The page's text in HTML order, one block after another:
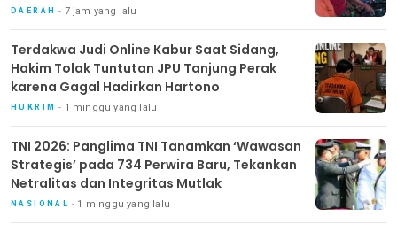
DAERAH 7 jam yang lalu
Terdakwa Judi Online Kabur Saat Sidang,
Hakim Tolak Tuntutan JPU Tanjung Perak
karena Gagal Hadirkan Hartono
HUKRIM 1 minggu yang lalu
TNI 2026: Panglima TNI Tanamkan ‘Wawasan
Strategis’ pada 734 Perwira Baru, Tekankan
Netralitas dan Integritas Mutlak
NASIONAL 1 minggu yang lalu